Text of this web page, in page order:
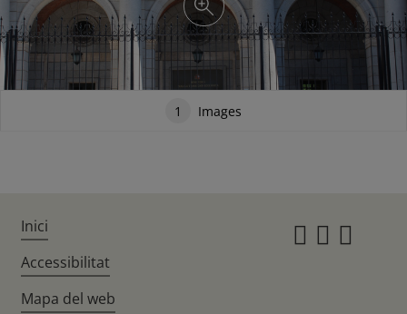
1 Images
Inici
Accessibilitat
Mapa del web